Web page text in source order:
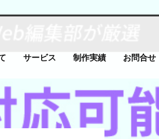
サービス 制作実績 お問合せ